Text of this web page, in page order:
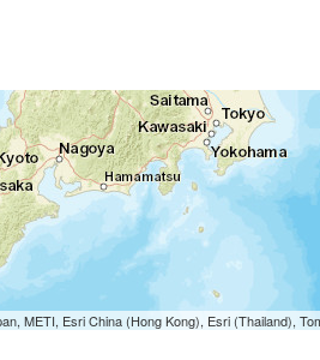
METI, Esri China (Hong Kong), Esri (Thailand),